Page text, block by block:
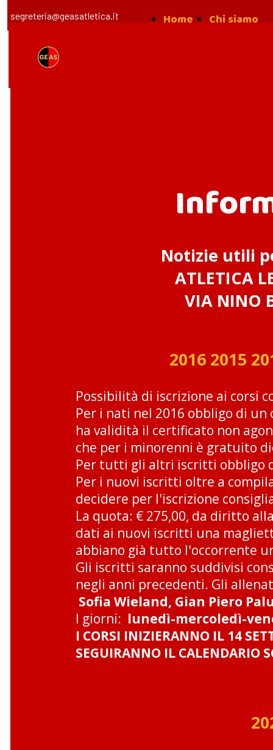
segreteria@geasatletica.it Home
Chi siamo
Notizie utili
ATLETICA
VIA NINO
2016 2015
Possibilità di iscrizione ai corsi
Per i nati nel 2016 obbligo di
ha validità il certificato non
che per i minorenni è gratuito
Per tutti gli altri iscritti obbligo
Per i nuovi iscritti oltre a
decidere per l'iscrizione
La quota: € 275,00, da diritto
dati ai nuovi iscritti una
abbiano già tutto l'occorrente
Gli iscritti saranno suddivisi
negli anni precedenti. Gli
Sofia Wieland, Gian Piero
I giorni: lunedì-mercoledì-
I CORSI INIZIERANNO IL 14
SEGUIRANNO IL CALENDARIO